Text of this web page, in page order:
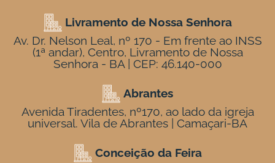
Livramento de Nossa Senhora
Av. Dr. Nelson Leal, nº 170 - Em frente ao INSS
(1ª andar), Centro, Livramento de Nossa
Senhora - BA | CEP: 46.140-000
Abrantes
Avenida Tiradentes, nº170, ao lado da igreja
universal. Vila de Abrantes | Camaçari-BA
Conceição da Feira